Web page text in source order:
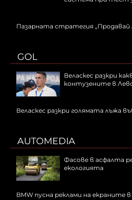
Пазарната стратегия „Продавай
GOL
Веласкес разкри
контузените в
Веласкес разкри голямата лъжа
AUTOMEDIA
Фасове в асфалта
екологията
BMW пусна реклами на екраните